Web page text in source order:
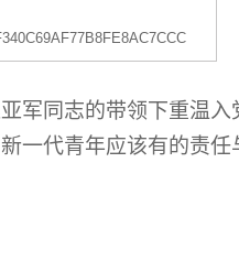
军同志的带领下重温
一代青年应该有的责任
人：